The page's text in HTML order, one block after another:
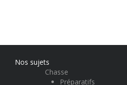
Nos sujets
Chasse
Préparatifs